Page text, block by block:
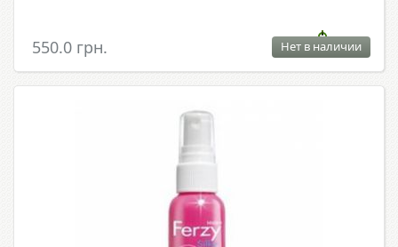
550.0 грн. Нет в наличии